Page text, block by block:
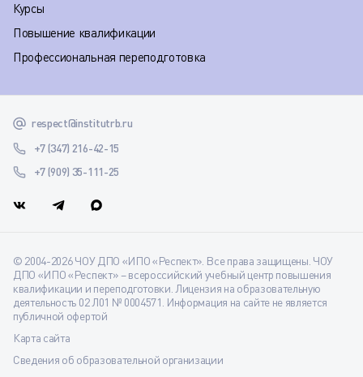
Курсы
Повышение квалификации
Профессиональная переподготовка
respect@institutrb.ru
+7 (347) 216-42-15
+7 (909) 35-111-25
© 2004-2026 ЧОУ ДПО «ИПО «Респект». Все права защищены. ЧОУ
ДПО «ИПО «Респект» – всероссийский учебный центр повышения
квалификации и переподготовки. Лицензия на образовательную
деятельность 02 Л01 № 0004571. Информация на сайте не является
публичной офертой
Карта сайта
Сведения об образовательной организации